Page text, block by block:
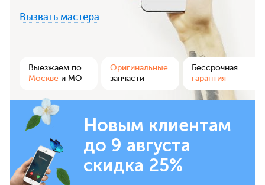
Вызвать мастера
Выезжаем по
Москве и МО
Оригинальные
запчасти
Бессрочная
гарантия
Новым клиентам
до 9 августа
скидка 25%